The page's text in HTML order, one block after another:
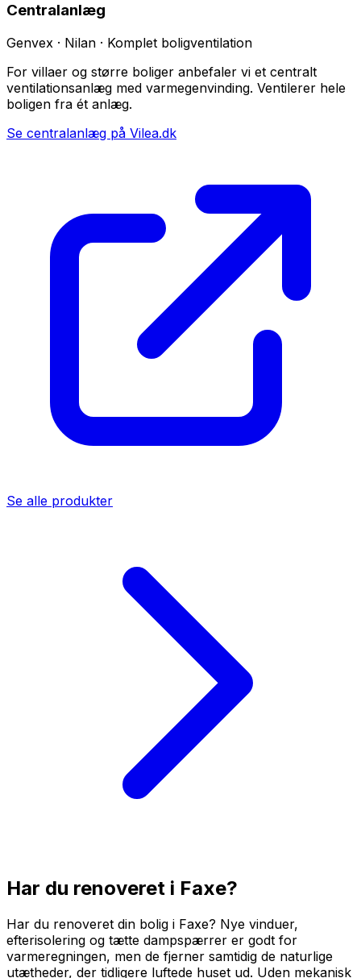
Centralanlæg
Genvex · Nilan · Komplet boligventilation
For villaer og større boliger anbefaler vi et centralt
ventilationsanlæg med varmegenvinding. Ventilerer hele
boligen fra ét anlæg.
Se centralanlæg på Vilea.dk
Se alle produkter
Har du renoveret i Faxe?
Har du renoveret din bolig i Faxe? Nye vinduer,
efterisolering og tætte dampspærrer er godt for
varmeregningen, men de fjerner samtidig de naturlige
utætheder, der tidligere luftede huset ud. Uden mekanisk